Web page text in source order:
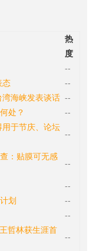
热
度
--
态
--
海峡发表谈话 --
处？ --
于节庆、论坛
--
：贴膜可无感
--
--
划
--
--
哲林获生涯首
--